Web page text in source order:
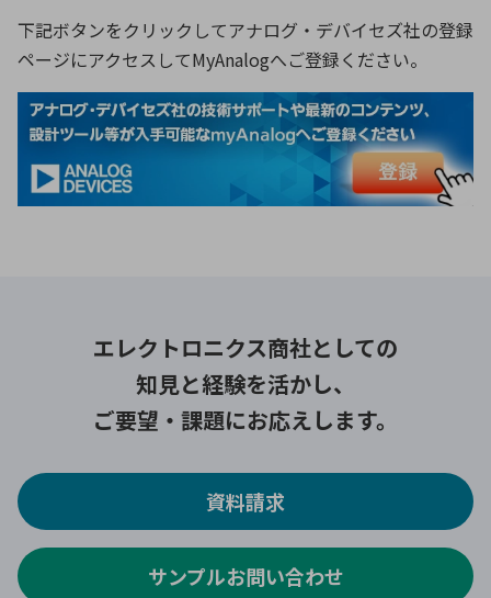
下記ボタンをクリックしてアナログ・デバイセズ社の登録
ページにアクセスしてMyAnalogへご登録ください。
エレクトロニクス商社としての
知見と経験を活かし、
ご要望・課題にお応えします。
資料請求
サンプルお問い合わせ